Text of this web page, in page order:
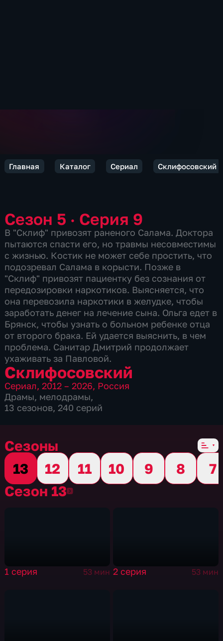
Главная Каталог Сериал Склифосовский
Сезон 5 · Серия 9
В "Склиф" привозят раненого Салама. Доктора
пытаются спасти его, но травмы несовместимы
с жизнью. Костик не может себе простить, что
подозревал Салама в корысти. Позже в
"Склиф" привозят пациентку без сознания от
передозировки наркотиков. Выясняется, что
она перевозила наркотики в желудке, чтобы
заработать денег на лечение сына. Ольга едет в
Брянск, чтобы узнать о больном ребенке отца
от второго брака. Ей удается выяснить, в чем
проблема. Санитар Дмитрий продолжает
ухаживать за Павловой.
Склифосовский
Сериал,2012 – 2026, Россия
Драмы, мелодрамы,
13 сезонов, 240 серий
Сезоны
13
12 11 10 9 8
7
Сезон 13Сезон 13
1 серия 53 мин 2 серия 53 мин